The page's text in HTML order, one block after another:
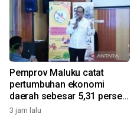
Pemprov Maluku catat
pertumbuhan ekonomi
daerah sebesar 5,31 persen
yoy triwulan II 2026
3 jam lalu